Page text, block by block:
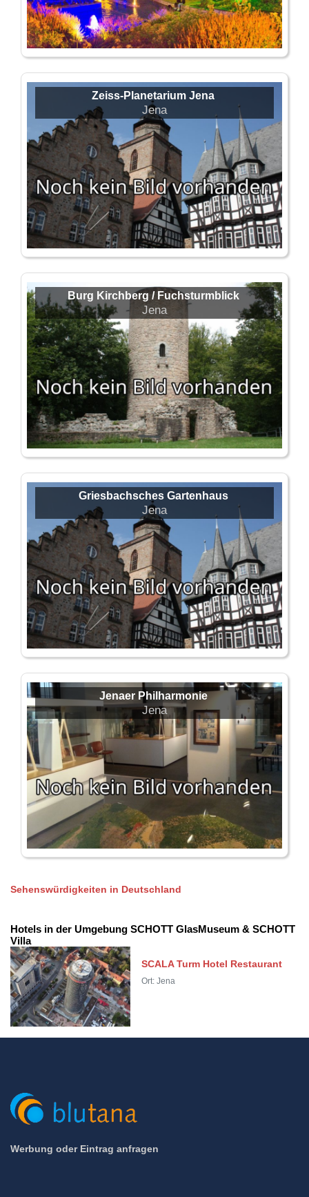
Zeiss-Planetarium Jena
Jena
Burg Kirchberg / Fuchsturmblick
Jena
Griesbachsches Gartenhaus
Jena
Jenaer Philharmonie
Jena
Sehenswürdigkeiten in Deutschland
Hotels in der Umgebung SCHOTT GlasMuseum & SCHOTT
Villa
SCALA Turm Hotel Restaurant
Ort: Jena
Werbung oder Eintrag anfragen